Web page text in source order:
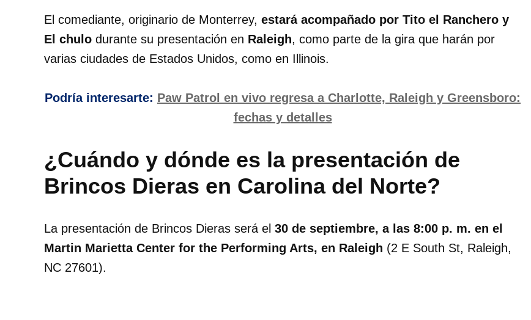
El comediante, originario de Monterrey, estará acompañado por Tito el Ranchero y
El chulo durante su presentación en Raleigh, como parte de la gira que harán por
varias ciudades de Estados Unidos, como en Illinois.
Podría interesarte: Paw Patrol en vivo regresa a Charlotte, Raleigh y Greensboro:
fechas y detalles
¿Cuándo y dónde es la presentación de
Brincos Dieras en Carolina del Norte?
La presentación de Brincos Dieras será el 30 de septiembre, a las 8:00 p. m. en el
Martin Marietta Center for the Performing Arts, en Raleigh (2 E South St, Raleigh,
NC 27601).